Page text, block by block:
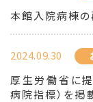
本館入院病棟の
2024.09.30
厚生労働省に
病院指標）を掲